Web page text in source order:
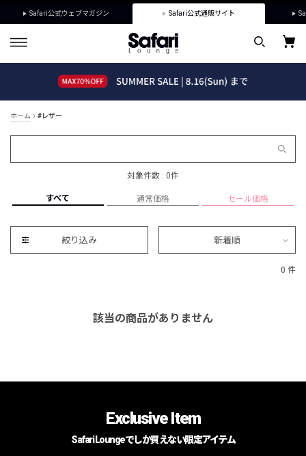
Safari公式ウェブマガジン Safari公式通販サイト
ホーム #レザー
対象件数 : 0件
すべて 通常価格 セール価格
絞り込み 新着順
0 件
該当の商品がありません
Exclusive Item
Safari Loungeでしか買えない限定アイテム